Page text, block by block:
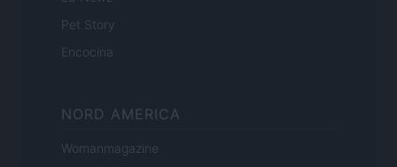
Pet Story
Encocina
NORD AMERICA
Womanmagazine